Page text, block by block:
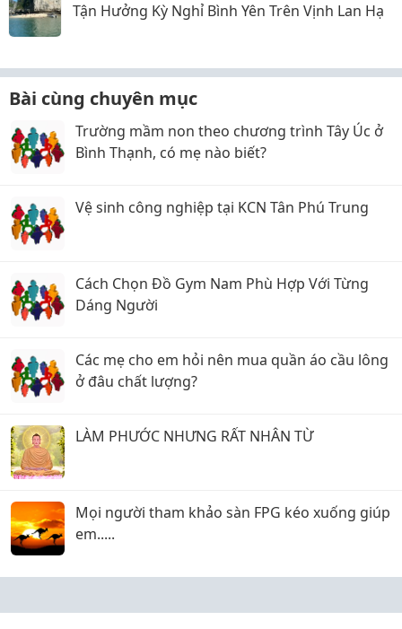
Tận Hưởng Kỳ Nghỉ Bình Yên Trên Vịnh Lan Hạ
Bài cùng chuyên mục
Trường mầm non theo chương trình Tây Úc ở
Bình Thạnh, có mẹ nào biết?
Vệ sinh công nghiệp tại KCN Tân Phú Trung
Cách Chọn Đồ Gym Nam Phù Hợp Với Từng
Dáng Người
Các mẹ cho em hỏi nên mua quần áo cầu lông
ở đâu chất lượng?
LÀM PHƯỚC NHƯNG RẤT NHÂN TỪ
Mọi người tham khảo sàn FPG kéo xuống giúp
em.....